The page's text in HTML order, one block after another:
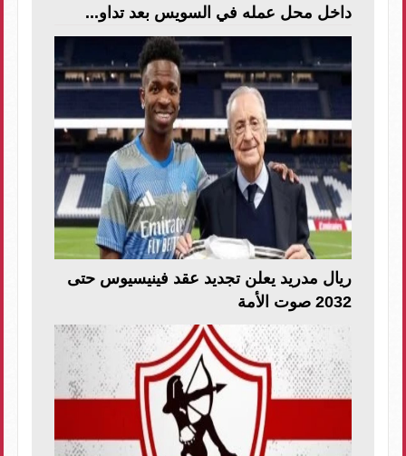
داخل محل عمله في السويس بعد تداو...
ريال مدريد يعلن تجديد عقد فينيسيوس حتى
2032 صوت الأمة